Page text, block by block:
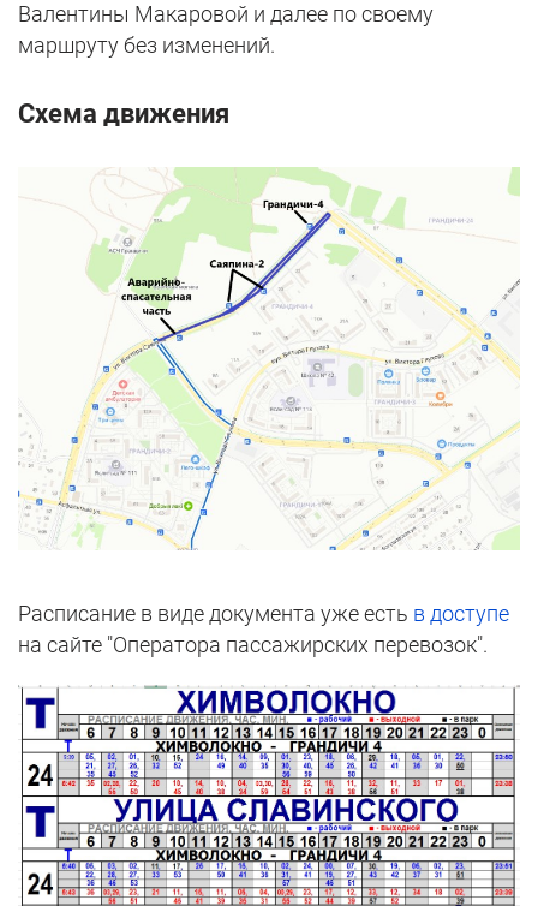
Валентины Макаровой и далее по своему
маршруту без изменений.
Схема движения
Расписание в виде документа уже есть в доступе
на сайте "Оператора пассажирских перевозок".